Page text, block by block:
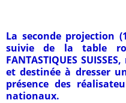
La seconde projection
suivie de la table
FANTASTIQUES
et destinée à dresser
présence des
nationaux.